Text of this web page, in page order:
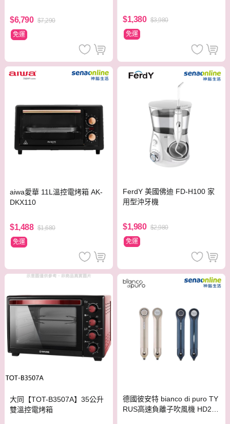
$6,790 $7,290
免運
$1,380 $3,980
免運
aiwa愛華 11L溫控電烤箱 AK-
DKX110
$1,488 $1,680
免運
FerdY 美國佛迪 FD-H100 家
用型沖牙機
$1,980 $2,980
免運
大同【TOT-B3507A】35公升
雙溫控電烤箱
德國彼安特 bianco di puro TY
RUS高速負離子吹風機 HD200